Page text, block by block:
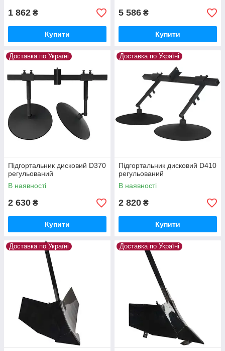
1 862 ₴
Купити
5 586 ₴
Купити
Доставка по Україні
Підгортальник дисковий D370
регульований
В наявності
2 630 ₴
Купити
Доставка по Україні
Підгортальник дисковий D410
регульований
В наявності
2 820 ₴
Купити
Доставка по Україні Доставка по Україні